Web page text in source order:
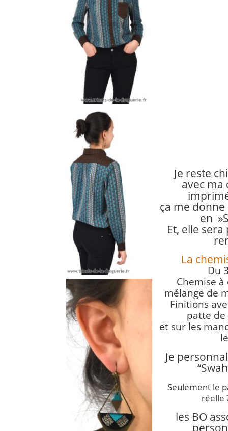
Je reste
avec ma
ça me
en
Et, elle
La
Du
Chemise
mélange de
Finitions
patte
et sur les
Je
Seulement le
réelle
les BO